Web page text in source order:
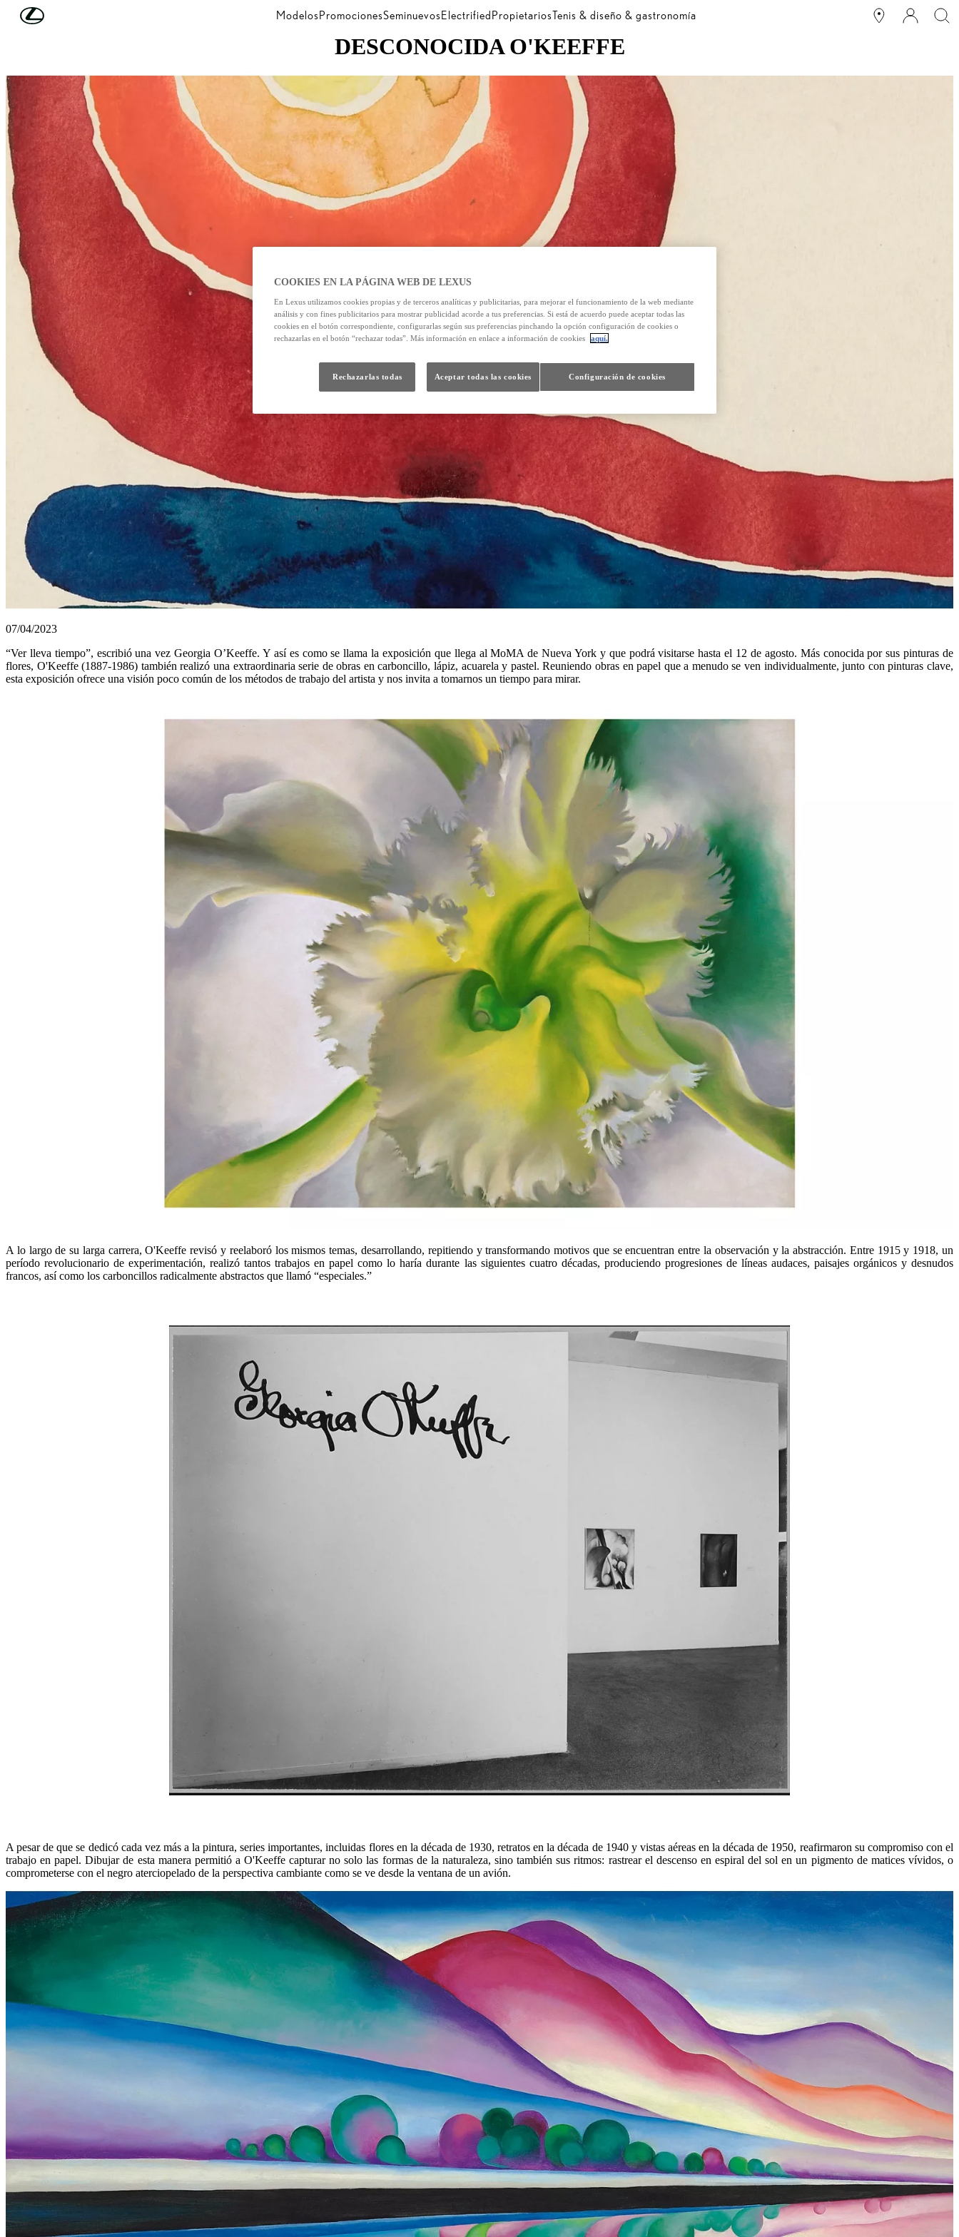
Skip to Main Content ModelosPromocionesSeminuevosElectrifiedPropietariosTenis & diseño & gastronomía
DESCONOCIDA O'KEEFFE
07/04/2023
“Ver lleva tiempo”, escribió una vez Georgia O’Keeffe. Y así es como se llama la exposición que llega al MoMA de Nueva York y que podrá visitarse hasta el 12 de agosto. Más conocida por sus pinturas de
flores, O'Keeffe (1887-1986) también realizó una extraordinaria serie de obras en carboncillo, lápiz, acuarela y pastel. Reuniendo obras en papel que a menudo se ven individualmente, junto con pinturas clave,
esta exposición ofrece una visión poco común de los métodos de trabajo del artista y nos invita a tomarnos un tiempo para mirar.
A lo largo de su larga carrera, O'Keeffe revisó y reelaboró los mismos temas, desarrollando, repitiendo y transformando motivos que se encuentran entre la observación y la abstracción. Entre 1915 y 1918, un
período revolucionario de experimentación, realizó tantos trabajos en papel como lo haría durante las siguientes cuatro décadas, produciendo progresiones de líneas audaces, paisajes orgánicos y desnudos
francos, así como los carboncillos radicalmente abstractos que llamó “especiales.”
A pesar de que se dedicó cada vez más a la pintura, series importantes, incluidas flores en la década de 1930, retratos en la década de 1940 y vistas aéreas en la década de 1950, reafirmaron su compromiso con el
trabajo en papel. Dibujar de esta manera permitió a O'Keeffe capturar no solo las formas de la naturaleza, sino también sus ritmos: rastrear el descenso en espiral del sol en un pigmento de matices vívidos, o
comprometerse con el negro aterciopelado de la perspectiva cambiante como se ve desde la ventana de un avión.
COOKIES EN LA PÁGINA WEB DE LEXUS
En Lexus utilizamos cookies propias y de terceros analíticas y publicitarias, para mejorar el funcionamiento de la web mediante
análisis y con fines publicitarios para mostrar publicidad acorde a tus preferencias. Si está de acuerdo puede aceptar todas las
cookies en el botón correspondiente, configurarlas según sus preferencias pinchando la opción configuración de cookies o
rechazarlas en el botón “rechazar todas”. Más información en enlace a información de cookies
aquí.
Configuración de cookies
Rechazarlas todas Aceptar todas las cookies